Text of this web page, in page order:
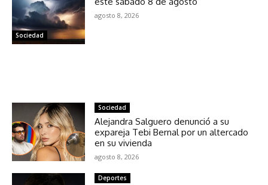
Sociedad
agosto 8, 2026
Sociedad
Alejandra Salguero denunció a su
expareja Tebi Bernal por un altercado
en su vivienda
agosto 8, 2026
Deportes